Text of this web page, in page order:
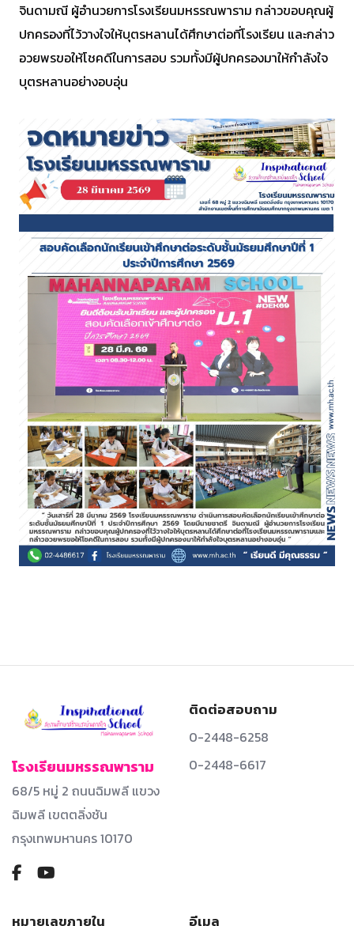
จินดามณี ผู้อำนวยการโรงเรียนมหรรณพาราม กล่าวขอบคุณผู้
ปกครองที่ไว้วางใจให้บุตรหลานได้ศึกษาต่อที่โรงเรียน และกล่าว
อวยพรขอให้โชคดีในการสอบ รวมทั้งมีผู้ปกครองมาให้กำลังใจ
บุตรหลานอย่างอบอุ่น
โรงเรียนมหรรณพาราม
68/5 หมู่ 2 ถนนฉิมพลี แขวง
ฉิมพลี เขตตลิ่งชัน
กรุงเทพมหานคร 10170
ติดต่อสอบถาม
0-2448-6258
0-2448-6617
หมายเลขภายใน อีเมล